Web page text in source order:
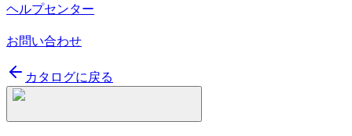
ヘルプセンター
お問い合わせ
カタログに戻る